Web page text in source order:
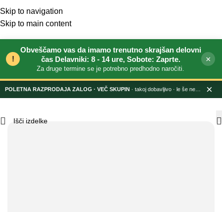
!
Obveščamo vas da imamo trenutno skrajšan delovni
čas Delavniki: 8 - 14 ure, Sobote: Zaprte.
Za druge termine se je potrebno predhodno naročiti.
×
POLETNA RAZPRODAJA ZALOG · takoj dobavljivo · le še nekaj dni ×
Skip to navigation
Skip to main content